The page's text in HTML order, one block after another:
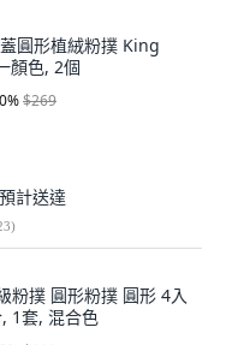
圓形植絨粉撲 King
顏色, 2個
%$269
預計送達
)
粉撲 圓形粉撲 圓形 4入
1套, 混合色